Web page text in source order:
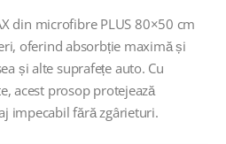
din microfibre PLUS 80×50 cm
oferind absorbție maximă și
și alte suprafețe auto. Cu
acest prosop protejează
impecabil fără zgârieturi.